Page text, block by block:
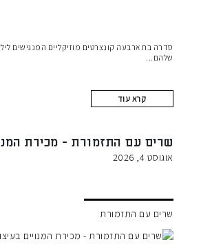
סדרה בת ארבעה קונצרטים מוזיקליים המנגישים
שלהם
קרא עוד
שרים עם התזמורת - מכירת
אוגוסט 4, 2026
שרים עם התזמורת